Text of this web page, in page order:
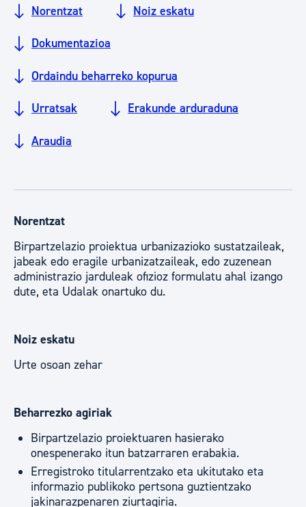
Norentzat Noiz eskatu
Dokumentazioa
Ordaindu beharreko kopurua
Urratsak Erakunde arduraduna
Araudia
Norentzat
Birpartzelazio proiektua urbanizazioko sustatzaileak,
jabeak edo eragile urbanizatzaileak, edo zuzenean
administrazio jarduleak ofizioz formulatu ahal izango
dute, eta Udalak onartuko du.
Noiz eskatu
Urte osoan zehar
Beharrezko agiriak
Birpartzelazio proiektuaren hasierako
onespenerako itun batzarraren erabakia.
Erregistroko titularrentzako eta ukitutako eta
informazio publikoko pertsona guztientzako
jakinarazpenaren ziurtagiria.